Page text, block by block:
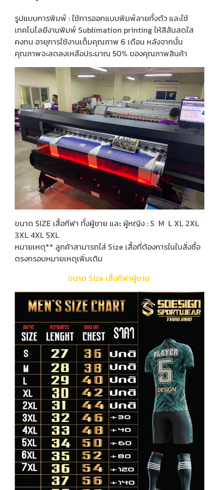
รูปแบบการพิมพ์ : ใช้การออกแบบพิมพ์ลายทั้งตัว และใช้
เทคโนโลยีงานพิมพ์ Sublimation printing ให้สีสันสดใส
คงทน อายุการใช้งานเต็มคุณภาพ 6 เดือน หลังจากนั้น
คุณภาพจะลดลงเหลือประมาณ 50% ของคุณภาพสินค้า
ขนาด SIZE เสื้อกีฬา ทั้งผู้ชาย และ ผู้หญิง : S M L XL 2XL
3XL 4XL 5XL
หมายเหตุ** ลูกค้าสามารถใส่ Size เสื้อที่ต้องการในใบสั่งซื้อ
ตรงกรอบหมายเหตุเพิ่มเติม
ขนาด Size เสื้อกีฬาผู้ชาย